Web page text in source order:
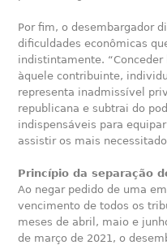
Por fim, o desembargador
dificuldades econômicas
indistintamente.
àquele contribuinte,
representa inadmissível
republicana e subtrai do
indispensáveis para
assistir os mais
Princípio da separação
Ao negar pedido de uma
vencimento de todos os
meses de abril, maio e
de março de 2021, o